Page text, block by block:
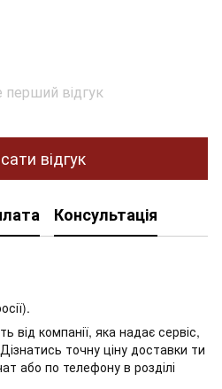
перший відгук
відгук
Консультація
від компанії, яка надає сервіс,
точну ціну доставки ти
або по телефону в розділі